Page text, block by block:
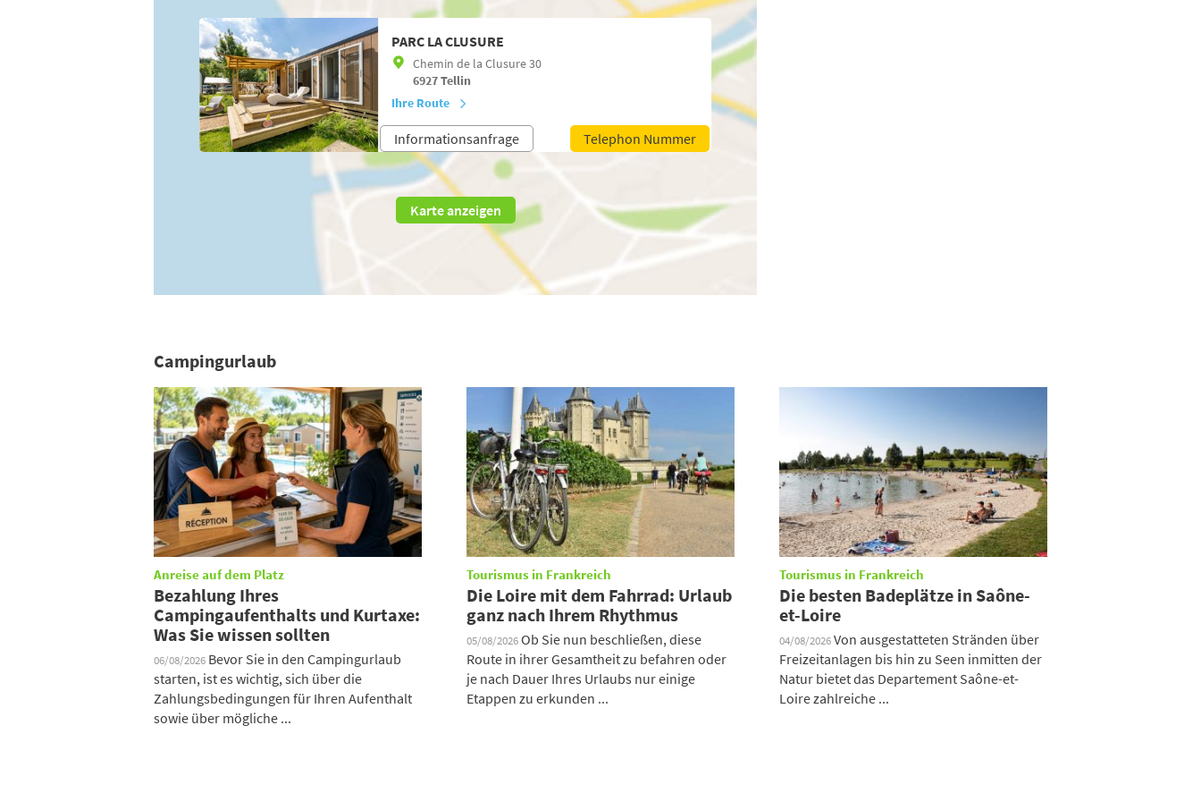
PARC LA CLUSURE
Chemin de la Clusure 30
6927Tellin
Ihre Route
Informationsanfrage Telephon Nummer
Karte anzeigen
Campingurlaub
Anreise auf dem Platz
Bezahlung Ihres
Campingaufenthalts und Kurtaxe:
Was Sie wissen sollten
06/08/2026 Bevor Sie in den Campingurlaub
starten, ist es wichtig, sich über die
Zahlungsbedingungen für Ihren Aufenthalt
sowie über mögliche ...
Tourismus in Frankreich
Die Loire mit dem Fahrrad: Urlaub
ganz nach Ihrem Rhythmus
05/08/2026Ob Sie nun beschließen, diese
Route in ihrer Gesamtheit zu befahren oder
je nach Dauer Ihres Urlaubs nur einige
Etappen zu erkunden ...
Tourismus in Frankreich
Die besten Badeplätze in Saône-
et-Loire
04/08/2026Von ausgestatteten Stränden über
Freizeitanlagen bis hin zu Seen inmitten der
Natur bietet das Departement Saône-et-
Loire zahlreiche ...